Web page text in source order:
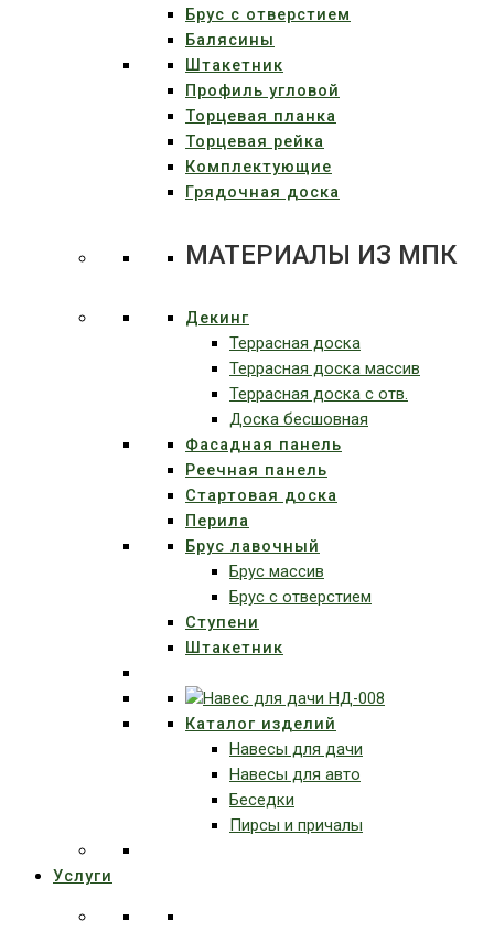
Брус с отверстием
Балясины
Штакетник
Профиль угловой
Торцевая планка
Торцевая рейка
Комплектующие
Грядочная доска
МАТЕРИАЛЫ ИЗ МПК
Декинг
Террасная доска
Террасная доска массив
Террасная доска c отв.
Доска бесшовная
Фасадная панель
Реечная панель
Стартовая доска
Перила
Брус лавочный
Брус массив
Брус с отверстием
Ступени
Штакетник
Каталог изделий
Навесы для дачи
Навесы для авто
Беседки
Пирсы и причалы
Услуги